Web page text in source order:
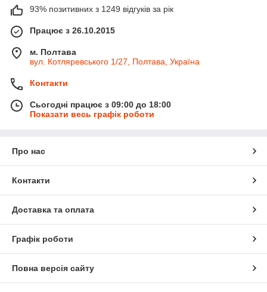
93% позитивних з 1249 відгуків за рік
Працює з 26.10.2015
м. Полтава
вул. Котляревського 1/27, Полтава, Україна
Контакти
Сьогодні працює з 09:00 до 18:00
Показати весь графік роботи
Про нас
Контакти
Доставка та оплата
Графік роботи
Повна версія сайту